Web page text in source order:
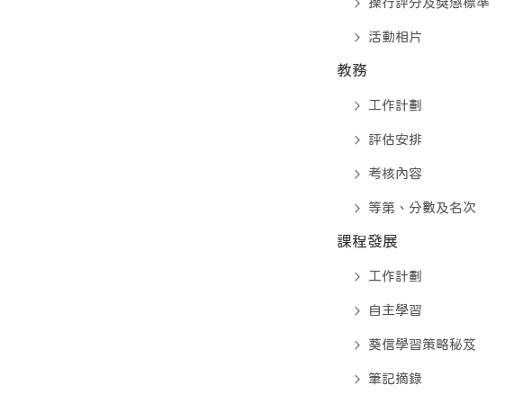
活動相片
教務
工作計劃
評估安排
考核內容
等第、分數及名次
課程發展
工作計劃
自主學習
葵信學習策略秘笈
筆記摘錄